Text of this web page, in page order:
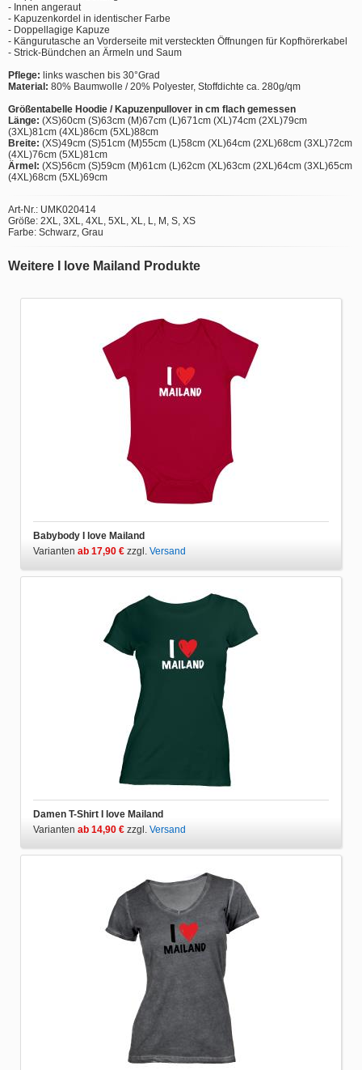
- Innen angeraut
- Kapuzenkordel in identischer Farbe
- Doppellagige Kapuze
- Kängurutasche an Vorderseite mit versteckten Öffnungen für Kopfhörerkabel
- Strick-Bündchen an Ärmeln und Saum
Pflege: links waschen bis 30°Grad
Material: 80% Baumwolle / 20% Polyester, Stoffdichte ca. 280g/qm
Größentabelle Hoodie / Kapuzenpullover in cm flach gemessen
Länge: (XS)60cm (S)63cm (M)67cm (L)671cm (XL)74cm (2XL)79cm
(3XL)81cm (4XL)86cm (5XL)88cm
Breite: (XS)49cm (S)51cm (M)55cm (L)58cm (XL)64cm (2XL)68cm (3XL)72cm
(4XL)76cm (5XL)81cm
Ärmel: (XS)56cm (S)59cm (M)61cm (L)62cm (XL)63cm (2XL)64cm (3XL)65cm
(4XL)68cm (5XL)69cm
Art-Nr.: UMK020414
Größe: 2XL, 3XL, 4XL, 5XL, XL, L, M, S, XS
Farbe: Schwarz, Grau
Weitere I love Mailand Produkte
Babybody I love Mailand
Varianten ab 17,90 € zzgl. Versand
Damen T-Shirt I love Mailand
Varianten ab 14,90 € zzgl. Versand